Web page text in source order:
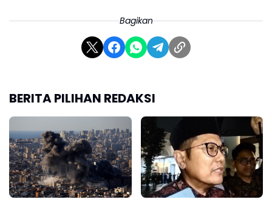
Bagikan
BERITA PILIHAN REDAKSI